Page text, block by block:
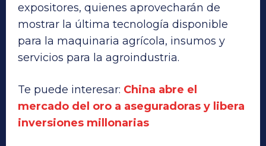
expositores, quienes aprovecharán de
mostrar la última tecnología disponible
para la maquinaria agrícola, insumos y
servicios para la agroindustria.
Te puede interesar: China abre el
mercado del oro a aseguradoras y libera
inversiones millonarias